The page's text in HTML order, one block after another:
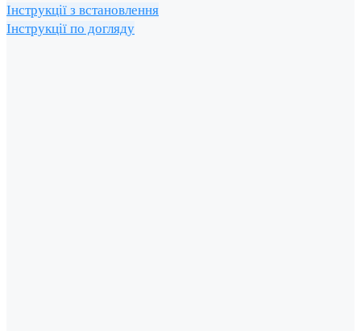
Інструкції з встановлення
Інструкції по догляду